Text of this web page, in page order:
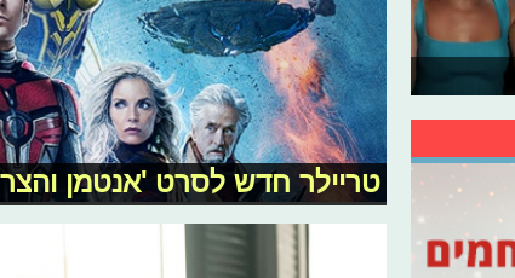
טריילר חדש לסרט 'אנטמן